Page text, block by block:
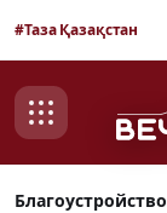
#Таза Қазақстан
Благоустройство